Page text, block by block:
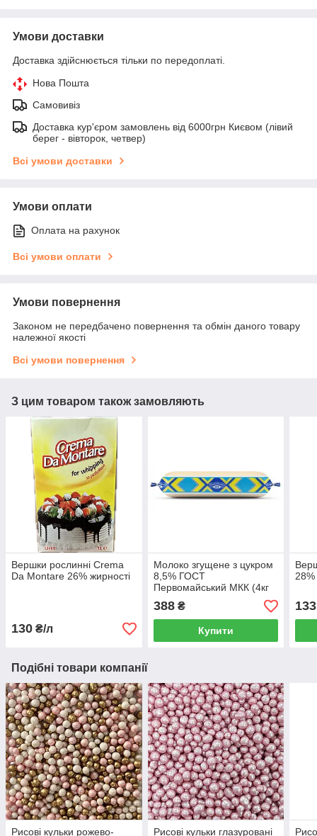
Умови доставки
Доставка здійснюється тільки по передоплаті.
Нова Пошта
Самовивіз
Доставка кур'єром замовлень від 6000грн Києвом (лівий
берег - вівторок, четвер)
Всі умови доставки
Умови оплати
Оплата на рахунок
Всі умови оплати
Умови повернення
Законом не передбачено повернення та обмін даного товару
належної якості
Всі умови повернення
З цим товаром також замовляють
Вершки рослинні Crema
Da Montare 26% жирності
130 ₴/л
Молоко згущене з цукром
8,5% ГОСТ
Первомайський МКК (4кг
рукав)
388₴
Купити
28%
133
Подібні товари компанії
Рисові кульки рожево-
Рисові кульки глазуровані